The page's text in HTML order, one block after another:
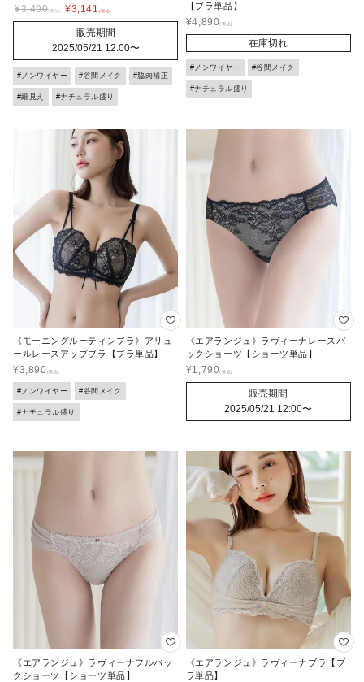
¥3,490 ¥3,141
販売期間
2025/05/21 12:00〜
#ノンワイヤー #谷間メイク #脇肉補正
#細見え #ナチュラル盛り
【ブラ単品】
¥4,890
在庫切れ
#ノンワイヤー #谷間メイク
#ナチュラル盛り
《モーニングルーティンブラ》アリュ
ールレースアップブラ【ブラ単品】
¥3,890
#ノンワイヤー #谷間メイク
#ナチュラル盛り
《エアランジュ》ラヴィーナレースバ
ックショーツ【ショーツ単品】
¥1,790
販売期間
2025/05/21 12:00〜
《エアランジュ》ラヴィーナフルバッ
クショーツ【ショーツ単品】
《エアランジュ》ラヴィーナブラ【ブ
ラ単品】